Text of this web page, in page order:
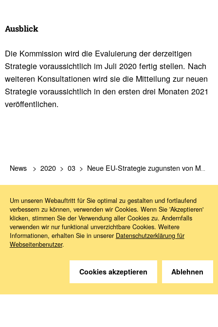
Ausblick
Die Kommission wird die Evaluierung der derzeitigen
Strategie voraussichtlich im Juli 2020 fertig stellen. Nach
weiteren Konsultationen wird sie die Mitteilung zur neuen
Strategie voraussichtlich in den ersten drei Monaten 2021
veröffentlichen.
News 2020 03 Neue EU-Strategie zugunsten von Menschen mit Behinderungen
Sie haben Fragen?
Wir helfen gerne weiter.
Kontakt
Um unseren Webauftritt für Sie optimal zu gestalten und fortlaufend
verbessern zu können, verwenden wir Cookies. Wenn Sie 'Akzeptieren'
klicken, stimmen Sie der Verwendung aller Cookies zu. Andernfalls
verwenden wir nur funktional unverzichtbare Cookies. Weitere
Informationen, erhalten Sie in unserer Datenschutzerklärung für
Webseitenbenutzer.
Cookies akzeptieren Ablehnen